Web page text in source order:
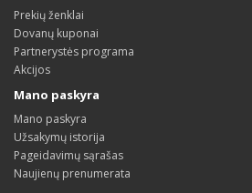
Prekių ženklai
Dovanų kuponai
Partnerystės programa
Akcijos
Mano paskyra
Mano paskyra
Užsakymų istorija
Pageidavimų sąrašas
Naujienų prenumerata